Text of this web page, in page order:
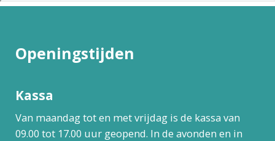
Openingstijden
Kassa
Van maandag tot en met vrijdag is de kassa van
09.00 tot 17.00 uur geopend. In de avonden en in